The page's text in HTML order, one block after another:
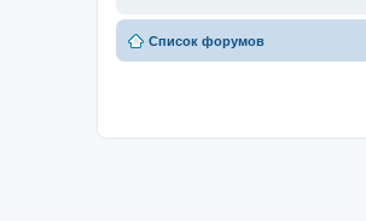
Список форумов